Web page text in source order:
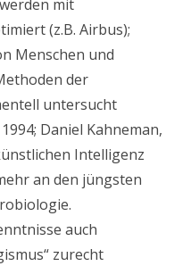
mit
(z.B. Airbus);
Menschen und
der
untersucht
Daniel Kahneman,
Intelligenz
an den jüngsten
auch
zurecht